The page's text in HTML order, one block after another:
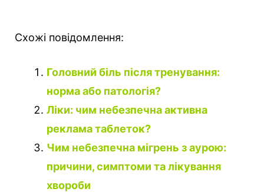
Схожі повідомлення:
Головний біль після тренування:
норма або патологія?
Ліки: чим небезпечна активна
реклама таблеток?
Чим небезпечна мігрень з аурою:
причини, симптоми та лікування
хвороби